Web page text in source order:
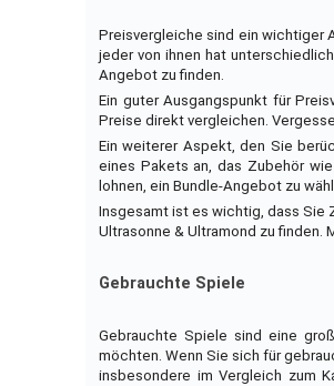
Preisvergleiche sind ein wichtiger
jeder von ihnen hat
Angebot zu finden.
Ein guter Ausgangspunkt für
Preise direkt vergleichen.
Ein weiterer Aspekt, den Sie
eines Pakets an, das Zubehör
lohnen, ein Bundle-Angebot zu
Insgesamt ist es wichtig, dass Sie
Ultrasonne & Ultramond zu finden.
Gebrauchte Spiele
Gebrauchte Spiele sind eine
möchten. Wenn Sie sich für
insbesondere im Vergleich zum